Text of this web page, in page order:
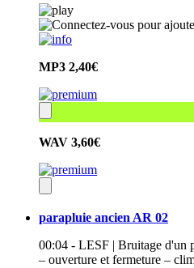
MP3 2,40€
WAV 3,60€
parapluie ancien AR 02
00:04 - LESF | Bruitage d'un
– ouverture et fermeture –